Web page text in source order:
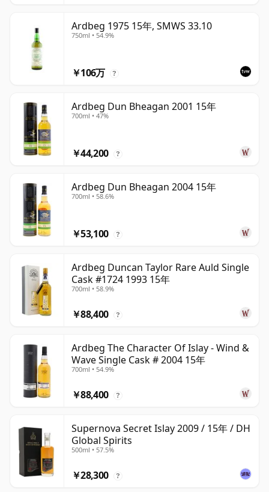
Ardbeg 1975 15年, SMWS 33.10
750ml • 54.9%
￥106万 ?
Ardbeg Dun Bheagan 2001 15年
700ml • 47%
￥44,200 ?
Ardbeg Dun Bheagan 2004 15年
700ml • 58.6%
￥53,100 ?
Ardbeg Duncan Taylor Rare Auld Single
Cask #1724 1993 15年
700ml • 58.9%
￥88,400 ?
Ardbeg The Character Of Islay - Wind &
Wave Single Cask # 2004 15年
700ml • 54.9%
￥88,400 ?
Supernova Secret Islay 2009 / 15年 / DH
Global Spirits
500ml • 57.5%
￥28,300 ?